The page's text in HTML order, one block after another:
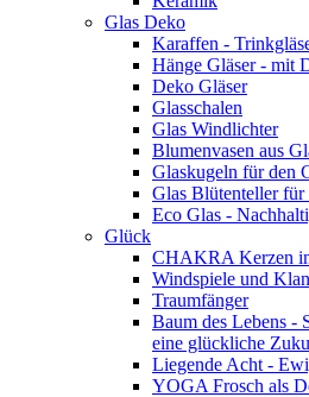
Glas Deko
Karaffen -
Hänge Gläser - mit
Deko Gläser
Glasschalen
Glas Windlichter
Blumenvasen aus
Glaskugeln für den
Glas Blütenteller für
Eco Glas -
Glück
CHAKRA Kerzen
Windspiele und
Traumfänger
Baum des Lebens -
eine glückliche
Liegende Acht -
YOGA Frosch als